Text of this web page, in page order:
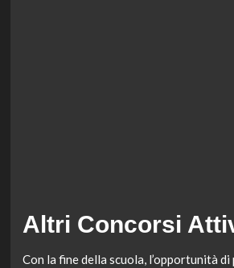
Altri Concorsi
Con la fine della scuola, l’opportunità